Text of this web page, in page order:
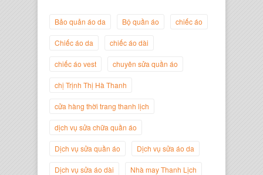
Trịnh Thị Hà Thanh
Giám Đốc Thương Hiệu Giày Thời
Bảo quản áo da Bộ quần áo chiếc áo
Chiếc áo da chiếc áo dài
chiếc áo vest chuyên sửa quần áo
chị Trịnh Thị Hà Thanh
cửa hàng thời trang thanh lịch
dịch vụ sửa chữa quần áo
Dịch vụ sửa quần áo Dịch vụ sửa áo da
Dịch vụ sửa áo dài Nhà may Thanh Lịch